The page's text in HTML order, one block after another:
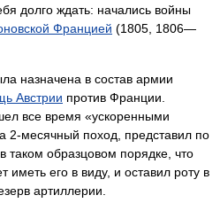
долго ждать: начались войны
Францией (1805, 1806—
назначена в состав армии
Австрии против Франции.
все время «ускоренными
2-месячный поход, представил по
таком образцовом порядке, что
иметь его в виду, и оставил роту в
артиллерии.